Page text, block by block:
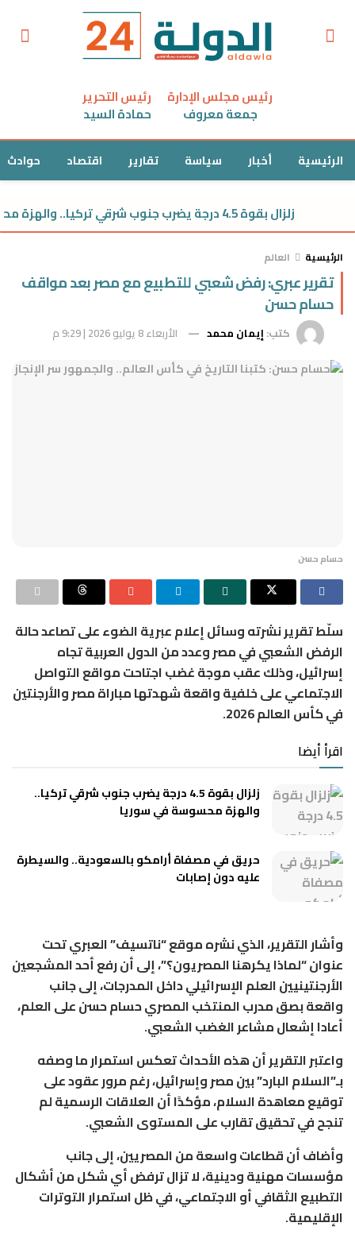
رئيس مجلس الإدارة
جمعة معروف
رئيس التحرير
حمادة السيد
الرئيسية أخبار سياسة تقارير اقتصاد حوادث
زلزال بقوة 4.5 درجة يضرب جنوب شرقي تركيا.. والهزة محسوسة في سوريا
الرئيسية العالم
تقرير عبري: رفض شعبي للتطبيع مع مصر بعد مواقف
حسام حسن
كتب: إيمان محمد الأربعاء 8 يوليو 2026 | 9:29 م
حسام حسن
سلّط تقرير نشرته وسائل إعلام عبرية الضوء على تصاعد حالة
الرفض الشعبي في مصر وعدد من الدول العربية تجاه
إسرائيل، وذلك عقب موجة غضب اجتاحت مواقع التواصل
الاجتماعي على خلفية واقعة شهدتها مباراة مصر والأرجنتين
في كأس العالم 2026.
اقرأ أيضا
زلزال بقوة 4.5 درجة يضرب جنوب شرقي تركيا..
والهزة محسوسة في سوريا
حريق في مصفاة أرامكو بالسعودية.. والسيطرة
عليه دون إصابات
وأشار التقرير، الذي نشره موقع “ناتسيف” العبري تحت
عنوان “لماذا يكرهنا المصريون؟”، إلى أن رفع أحد المشجعين
الأرجنتينيين العلم الإسرائيلي داخل المدرجات، إلى جانب
واقعة بصق مدرب المنتخب المصري حسام حسن على العلم،
أعادا إشعال مشاعر الغضب الشعبي.
واعتبر التقرير أن هذه الأحداث تعكس استمرار ما وصفه
بـ”السلام البارد” بين مصر وإسرائيل، رغم مرور عقود على
توقيع معاهدة السلام، مؤكدًا أن العلاقات الرسمية لم
تنجح في تحقيق تقارب على المستوى الشعبي.
وأضاف أن قطاعات واسعة من المصريين، إلى جانب
مؤسسات مهنية ودينية، لا تزال ترفض أي شكل من أشكال
التطبيع الثقافي أو الاجتماعي، في ظل استمرار التوترات
الإقليمية.